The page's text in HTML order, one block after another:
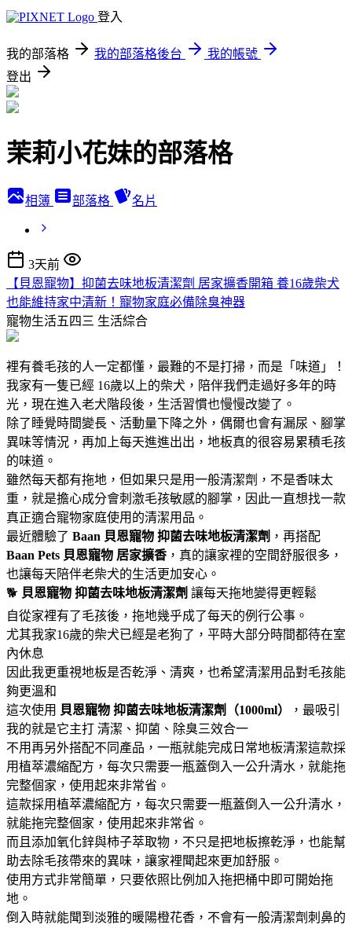
登入
我的部落格 我的部落格後台
我的帳號
登出
茉莉小花妹的部落格
相簿 部落格 名片
3天前
【貝恩寵物】抑菌去味地板清潔劑 居家擴香開箱 養16歲柴犬
也能維持家中清新！寵物家庭必備除臭神器
寵物生活五四三 生活綜合
裡有養毛孩的人一定都懂，最難的不是打掃，而是「味道」！
我家有一隻已經 16歲以上的柴犬，陪伴我們走過好多年的時
光，現在進入老犬階段後，生活習慣也慢慢改變了。
除了睡覺時間變長、活動量下降之外，偶爾也會有漏尿、腳掌
異味等情況，再加上每天進進出出，地板真的很容易累積毛孩
的味道。
雖然每天都有拖地，但如果只是用一般清潔劑，不是香味太
重，就是擔心成分會刺激毛孩敏感的腳掌，因此一直想找一款
真正適合寵物家庭使用的清潔用品。
最近體驗了 Baan 貝恩寵物 抑菌去味地板清潔劑 ，再搭配
Baan Pets 貝恩寵物 居家擴香 ，真的讓家裡的空間舒服很多，
也讓每天陪伴老柴犬的生活更加安心。
🐕 貝恩寵物 抑菌去味地板清潔劑 讓每天拖地變得更輕鬆
自從家裡有了毛孩後，拖地幾乎成了每天的例行公事。
尤其我家16歲的柴犬已經是老狗了，平時大部分時間都待在室
內休息
因此我更重視地板是否乾淨、清爽，也希望清潔用品對毛孩能
夠更溫和
這次使用 貝恩寵物 抑菌去味地板清潔劑（1000ml）
，最吸引
我的就是它主打 清潔、抑菌、除臭三效合一
不用再另外搭配不同產品，一瓶就能完成日常地板清潔這款採
用植萃濃縮配方，每次只需要一瓶蓋倒入一公升清水，就能拖
完整個家，使用起來非常省。
這款採用植萃濃縮配方，每次只需要一瓶蓋倒入一公升清水，
就能拖完整個家，使用起來非常省。
而且添加氧化鋅與柿子萃取物，不只是把地板擦乾淨，也能幫
助去除毛孩帶來的異味，讓家裡聞起來更加舒服。
使用方式非常簡單，只要依照比例加入拖把桶中即可開始拖
地。
倒入時就能聞到淡雅的暖陽橙花香，不會有一般清潔劑刺鼻的